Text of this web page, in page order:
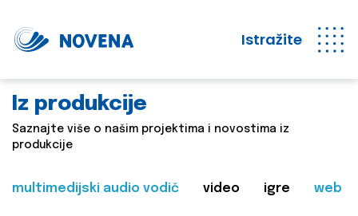
Istražite
Iz produkcije
Saznajte više o našim projektima i novostima iz
produkcije
multimedijski audio vodič video igre web